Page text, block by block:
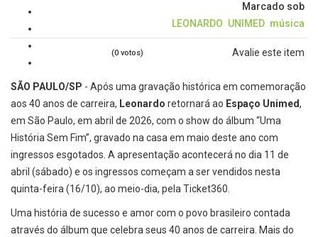
Marcado sob
LEONARDO UNIMED música
Avalie este item
(0 votos)
SÃO PAULO/SP - Após uma gravação histórica em comemoração
aos 40 anos de carreira, Leonardo retornará ao Espaço Unimed,
em São Paulo, em abril de 2026, com o show do álbum “Uma
História Sem Fim”, gravado na casa em maio deste ano com
ingressos esgotados. A apresentação acontecerá no dia 11 de
abril (sábado) e os ingressos começam a ser vendidos nesta
quinta-feira (16/10), ao meio-dia, pela Ticket360.
Uma história de sucesso e amor com o povo brasileiro contada
através do álbum que celebra seus 40 anos de carreira. Mais do